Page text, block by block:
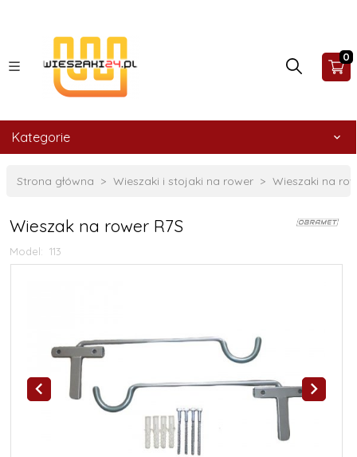
0
Kategorie
Strona główna Wieszaki i stojaki na rower Wieszaki na
Wieszak na rower R7S
Model: 113